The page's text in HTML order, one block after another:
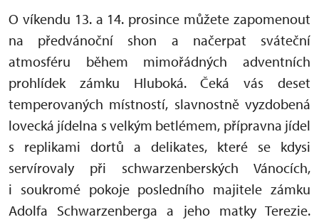
O víkendu 13. a 14. prosince můžete zapomenout
na předvánoční shon a načerpat sváteční
atmosféru během mimořádných adventních
prohlídek zámku Hluboká. Čeká vás deset
temperovaných místností, slavnostně vyzdobená
lovecká jídelna s velkým betlémem, přípravna jídel
s replikami dortů a delikates, které se kdysi
servírovaly při schwarzenberských Vánocích,
i soukromé pokoje posledního majitele zámku
Adolfa Schwarzenberga a jeho matky Terezie.